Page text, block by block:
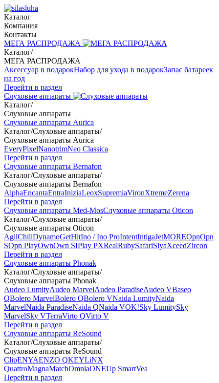
Каталог
Компания
Контакты
МЕГА РАСПРОДАЖА
Каталог/
МЕГА РАСПРОДАЖА
Аксессуар в подарокНабор для ухода в подарокЗапас батареек
на год
Перейти в раздел
Слуховые аппараты
Каталог/
Слуховые аппараты
Слуховые аппараты Aurica
Каталог/Слуховые аппараты/
Слуховые аппараты Aurica
EveryPixelNanotrimNeo Classica
Перейти в раздел
Слуховые аппараты Bernafon
Каталог/Слуховые аппараты/
Слуховые аппараты Bernafon
AlphaEncantaEntraIniziaLeoxSupremiaVironXtremeZerena
Перейти в раздел
Слуховые аппараты Med-MosСлуховые аппараты Oticon
Каталог/Слуховые аппараты/
Слуховые аппараты Oticon
AgilChiliDynamoGetHitIno / Ino ProIntentIntigaJetMOREOpnOpn
SOpn PlayOwnOwn SIPlay PXRealRubySafariSiyaXceedZircon
Перейти в раздел
Слуховые аппараты Phonak
Каталог/Слуховые аппараты/
Слуховые аппараты Phonak
Audeo LumityAudeo MarvelAudeo ParadiseAudeo VBaseo
QBolero MarvelBolero QBolero VNaida LumityNaida
MarvelNaida ParadiseNaida QNaida VOK!Sky LumitySky
MarvelSky VTerraVirto QVirto V
Перейти в раздел
Слуховые аппараты ReSound
Каталог/Слуховые аппараты/
Слуховые аппараты ReSound
ClipENYAENZO QKEYLiNX
QuattroMagnaMatchOmniaONEUp SmartVea
Перейти в раздел